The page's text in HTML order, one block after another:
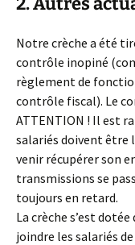
Notre crèche a été
contrôle inopiné
règlement de
contrôle fiscal). Le
ATTENTION ! Il est
salariés doivent être
venir récupérer son
transmissions se
toujours en retard.
La crèche s’est
joindre les salariés de